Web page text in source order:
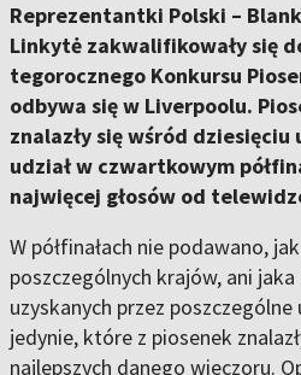
Reprezentantki Polski –
Linkytė zakwalifikowały się
tegorocznego Konkursu
odbywa się w Liverpoolu.
znalazły się wśród
udział w czwartkowym
najwięcej głosów od
W półfinałach nie podawano,
poszczególnych krajów, ani
uzyskanych przez
jedynie, które z piosenek
najlepszych danego wieczoru.